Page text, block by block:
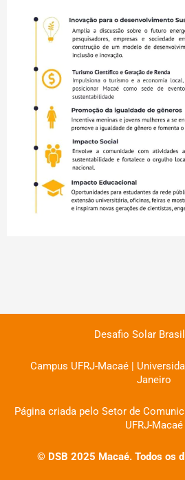
Desafio Solar
Campus UFRJ-Macaé |
Janeiro
Página criada pelo Setor de
UFRJ-Macaé
© DSB 2025 Macaé. Todos os